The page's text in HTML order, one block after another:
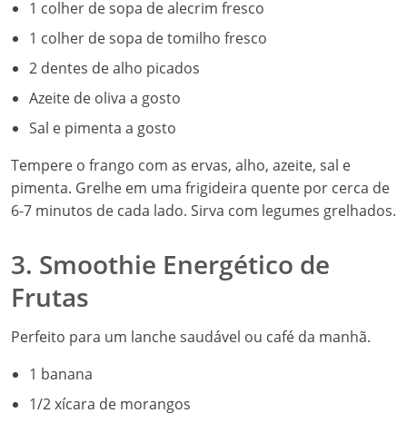
1 colher de sopa de alecrim fresco
1 colher de sopa de tomilho fresco
2 dentes de alho picados
Azeite de oliva a gosto
Sal e pimenta a gosto
Tempere o frango com as ervas, alho, azeite, sal e
pimenta. Grelhe em uma frigideira quente por cerca de
6-7 minutos de cada lado. Sirva com legumes grelhados.
3. Smoothie Energético de
Frutas
Perfeito para um lanche saudável ou café da manhã.
1 banana
1/2 xícara de morangos